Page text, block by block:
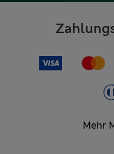
Mehr